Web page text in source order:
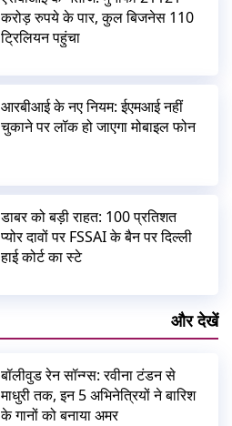
करोड़ रुपये के पार, कुल बिजनेस 110
ट्रिलियन पहुंचा
आरबीआई के नए नियम: ईएमआई नहीं
चुकाने पर लॉक हो जाएगा मोबाइल फोन
डाबर को बड़ी राहत: 100 प्रतिशत
प्योर दावों पर FSSAI के बैन पर दिल्ली
हाई कोर्ट का स्टे
और देखें
बॉलीवुड रेन सॉन्ग्स: रवीना टंडन से
माधुरी तक, इन 5 अभिनेत्रियों ने बारिश
के गानों को बनाया अमर